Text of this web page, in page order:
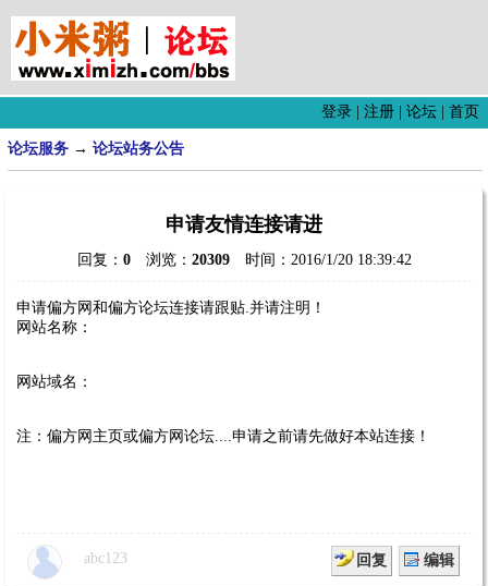
登录 注册 论坛 首页
论坛服务 → 论坛站务公告
申请友情连接请进
回复： 0浏览： 20309时间：2016/1/20 18:39:42
申请偏方网和偏方论坛连接请跟贴.并请注明！
网站名称：
网站域名：
注：偏方网主页或偏方网论坛....申请之前请先做好本站连接！
abc123 回复 编辑